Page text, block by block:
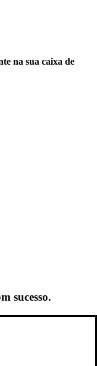
na sua caixa de
sucesso.